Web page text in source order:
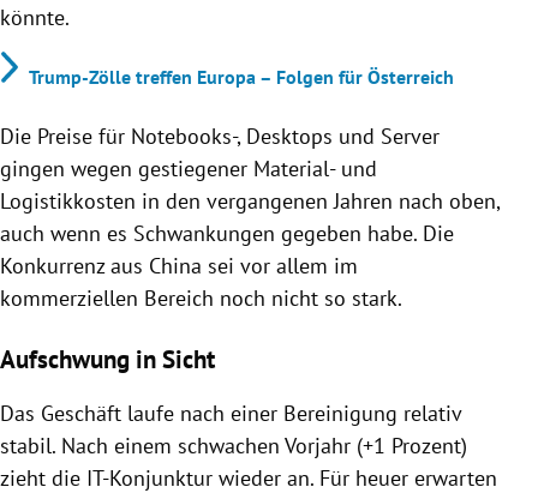
könnte.
Trump-Zölle treffen Europa – Folgen für Österreich
Die Preise für Notebooks-, Desktops und Server
gingen wegen gestiegener Material- und
Logistikkosten in den vergangenen Jahren nach oben,
auch wenn es Schwankungen gegeben habe. Die
Konkurrenz aus China sei vor allem im
kommerziellen Bereich noch nicht so stark.
Aufschwung in Sicht
Das Geschäft laufe nach einer Bereinigung relativ
stabil. Nach einem schwachen Vorjahr (+1 Prozent)
zieht die IT-Konjunktur wieder an. Für heuer erwarten